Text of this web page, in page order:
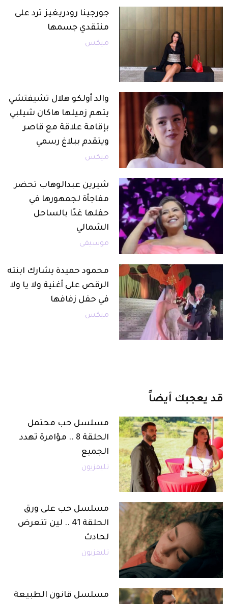
جورجينا رودريغيز ترد على
منتقدي جسمها
ميكس
والد أولكو هلال تشيفتشي
يتهم زميلها هاكان شيلبي
بإقامة علاقة مع قاصر
ويتقدم ببلاغ رسمي
ميكس
شيرين عبدالوهاب تحضر
مفاجأة لجمهورها في
حفلها غدًا بالساحل
الشمالي
موسيقى
محمود حميدة يشارك ابنته
الرقص على أغنية ولا يا ولا
في حفل زفافها
ميكس
قد يعجبك أيضاً
مسلسل حب محتمل
الحلقة 8 .. مؤامرة تهدد
الجميع
تليفزيون
مسلسل حب على ورق
الحلقة 41 .. لين تتعرض
لحادث
تليفزيون
مسلسل قانون الطبيعة